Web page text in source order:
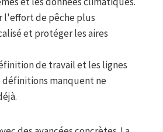
l'effort de pêche plus
et protéger les aires
de travail et les lignes
définitions manquent ne